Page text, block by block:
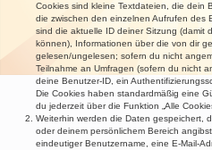
Cookies sind kleine Textdateien, die dein
die zwischen den einzelnen Aufrufen des
sind die aktuelle ID deiner Sitzung (damit
können), Informationen über die von dir
gelesen/ungelesen; sofern du nicht
Teilnahme an Umfragen (sofern du nicht
deine Benutzer-ID, ein
Die Cookies haben standardmäßig eine
du jederzeit über die Funktion „Alle
Weiterhin werden die Daten gespeichert,
oder deinem persönlichem Bereich
eindeutiger Benutzername, eine E-Mail-